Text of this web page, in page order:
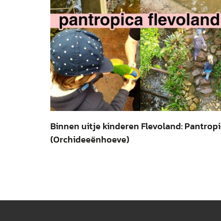
Binnen uitje kinderen Flevoland:
(Orchideeënhoeve)